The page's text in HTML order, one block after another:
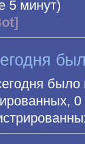
5 минут)
было